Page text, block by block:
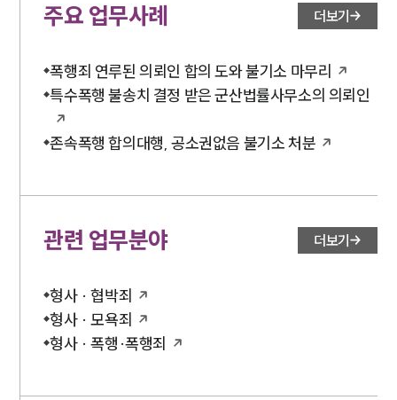
주요 업무사례 더보기
폭행죄 연루된 의뢰인 합의 도와 불기소 마무리
특수폭행 불송치 결정 받은 군산법률사무소의 의뢰인
존속폭행 합의대행, 공소권없음 불기소 처분
관련 업무분야 더보기
형사 · 협박죄
형사 · 모욕죄
형사 · 폭행·폭행죄